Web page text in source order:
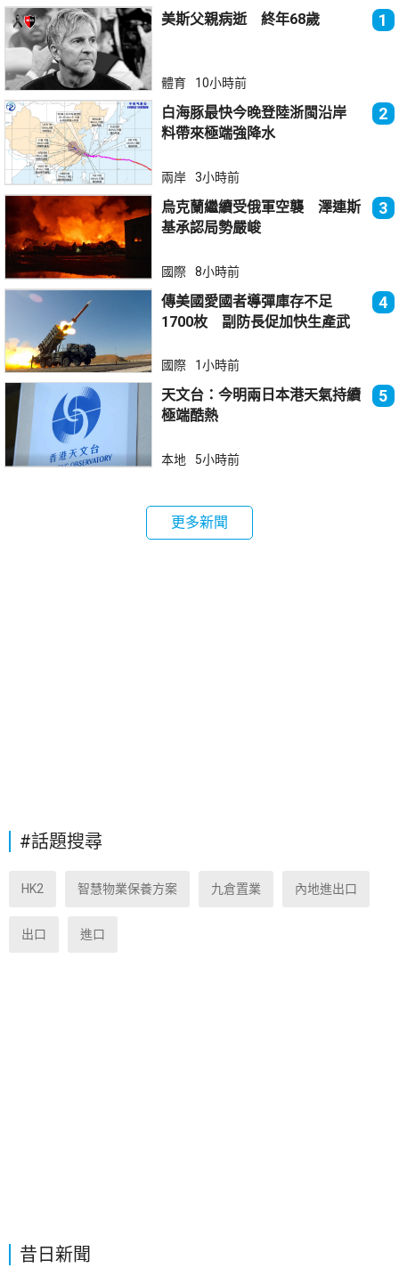
昔日新聞
美斯父親病逝 終年68歲 1
體育 10小時前
白海豚最快今晚登陸浙閩沿岸
料帶來極端強降水
2
兩岸 3小時前
烏克蘭繼續受俄軍空襲 澤連斯
基承認局勢嚴峻
3
國際 8小時前
傳美國愛國者導彈庫存不足
1700枚 副防長促加快生產武
4
國際 1小時前
天文台：今明兩日本港天氣持續
極端酷熱
5
本地 5小時前
更多新聞
#話題搜尋
HK2 智慧物業保養方案 九倉置業 內地進出口
出口 進口